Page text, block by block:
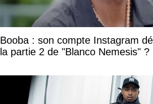
Booba : son compte Instagram
la partie 2 de "Blanco Nemesis" ?